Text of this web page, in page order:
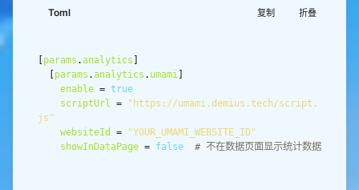
Toml 复制 折叠
params .analytics
params .analytics . umami
enable = true
scriptUrl =
"https://umami.demius.tech/script.
js"
websiteId
=
"YOUR_UMAMI_WEBSITE_ID"
showInDataPage = false # 不在数据页面显示统计数据